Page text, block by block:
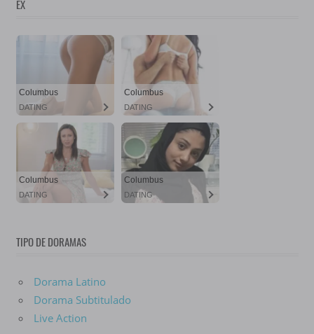
EX
TIPO DE DORAMAS
Dorama Latino
Dorama Subtitulado
Live Action